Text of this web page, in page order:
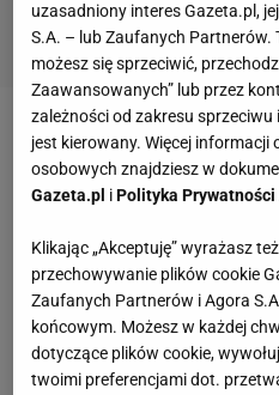
Zobacz wideoLech ma
rekord transferowy
Lech zaskoczył Benfikę
Lech mógł ustawić
czekać na sporadyczne
to zdecydowanie
uzasadniony interes Gazeta.pl,
S.A. – lub Zaufanych Partnerów.
możesz się sprzeciwić,
Zaawansowanych” lub przez
zależności od zakresu
jest kierowany. Więcej informacji
osobowych znajdziesz w
Gazeta.pl iPolityka Prywatności
Klikając „Akceptuję” wyrażasz
przechowywanie plików cookie
Zaufanych Partnerów i Agora
końcowym. Możesz w każdej
dotyczące plików cookie,
twoimi preferencjami dot.